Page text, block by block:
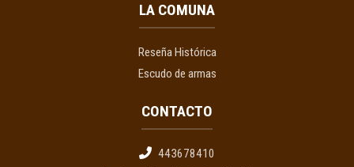
LA COMUNA
Reseña Histórica
Escudo de armas
CONTACTO
443678410